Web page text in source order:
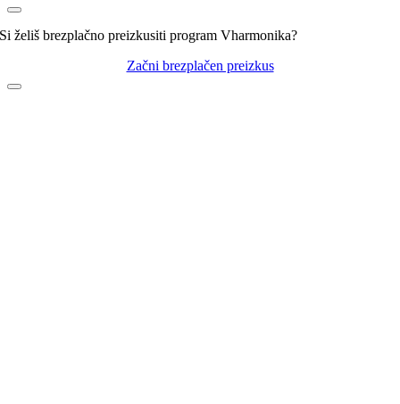
Si želiš brezplačno preizkusiti program Vharmonika?
Začni brezplačen preizkus